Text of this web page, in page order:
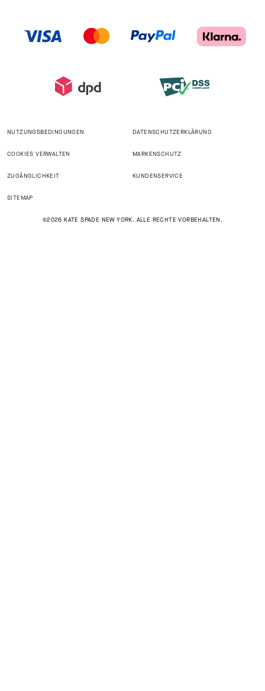
NUTZUNGSBEDINGUNGEN DATENSCHUTZERKLÄRUNG
COOKIES VERWALTEN MARKENSCHUTZ
ZUGÄNGLICHKEIT KUNDENSERVICE
SITEMAP
©2026 KATE SPADE NEW YORK. ALLE RECHTE VORBEHALTEN.